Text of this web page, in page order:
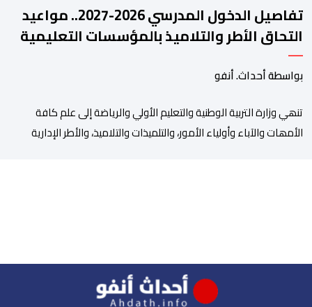
تفاصيل الدخول المدرسي 2026-2027.. مواعيد
التحاق الأطر والتلاميذ بالمؤسسات التعليمية
بواسطة أحداث. أنفو
تنھي وزارة التربیة الوطنیة والتعلیم الأولي والریاضة إلى علم كافة
الأمھات والآباء وأولیاء الأمور، والتلمیذات والتلامیذ، والأطر الإداریة